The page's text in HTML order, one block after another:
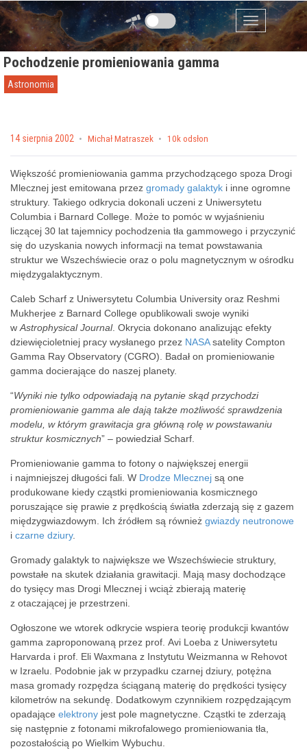
Przejdź do zawartości
Menu
Pochodzenie promieniowania gamma
Astronomia
Posted on
14 sierpnia 2002 by Michał Matraszek 10k odsłon
Większość promieniowania gamma przychodzącego spoza Drogi
Mlecznej jest emitowana przez gromady galaktyk i inne ogromne
struktury. Takiego odkrycia dokonali uczeni z Uniwersytetu
Columbia i Barnard College. Może to pomóc w wyjaśnieniu
liczącej 30 lat tajemnicy pochodzenia tła gammowego i przyczynić
się do uzyskania nowych informacji na temat powstawania
struktur we Wszechświecie oraz o polu magnetycznym w ośrodku
międzygalaktycznym.
Caleb Scharf z Uniwersytetu Columbia University oraz Reshmi
Mukherjee z Barnard College opublikowali swoje wyniki
w Astrophysical Journal. Okrycia dokonano analizując efekty
dziewięcioletniej pracy wysłanego przez NASAsatelity Compton
Gamma Ray Observatory (CGRO). Badał on promieniowanie
gamma docierające do naszej planety.
“Wyniki nie tylko odpowiadają na pytanie skąd przychodzi
promieniowanie gamma ale dają także możliwość sprawdzenia
modelu, w którym grawitacja gra główną rolę w powstawaniu
struktur kosmicznych” – powiedział Scharf.
Promieniowanie gamma to fotony o największej energii
i najmniejszej długości fali. W Drodze Mlecznej są one
produkowane kiedy cząstki promieniowania kosmicznego
poruszające się prawie z prędkością światła zderzają się z gazem
międzygwiazdowym. Ich źródłem są również gwiazdy neutronowe
i czarne dziury.
Gromady galaktyk to największe we Wszechświecie struktury,
powstałe na skutek działania grawitacji. Mają masy dochodzące
do tysięcy mas Drogi Mlecznej i wciąż zbierają materię
z otaczającej je przestrzeni.
Ogłoszone we wtorek odkrycie wspiera teorię produkcji kwantów
gamma zaproponowaną przez prof. Avi Loeba z Uniwersytetu
Harvarda i prof. Eli Waxmana z Instytutu Weizmanna w Rehovot
w Izraelu. Podobnie jak w przypadku czarnej dziury, potężna
masa gromady rozpędza ściąganą materię do prędkości tysięcy
kilometrów na sekundę. Dodatkowym czynnikiem rozpędzającym
opadające elektrony jest pole magnetyczne. Cząstki te zderzają
się następnie z fotonami mikrofalowego promieniowania tła,
pozostałością po Wielkim Wybuchu.